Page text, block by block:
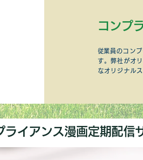
コンプ
従業員のコン
す。弊社がオ
なオリジナル
ライアンス漫画定期配信